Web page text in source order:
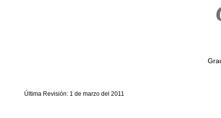
Última Revisión: 1 de marzo del 2011